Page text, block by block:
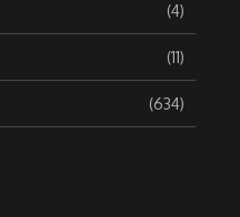
(4)
(11)
(634)